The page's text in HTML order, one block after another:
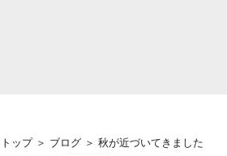
トップ ＞ ブログ ＞ 秋が近づいてきました